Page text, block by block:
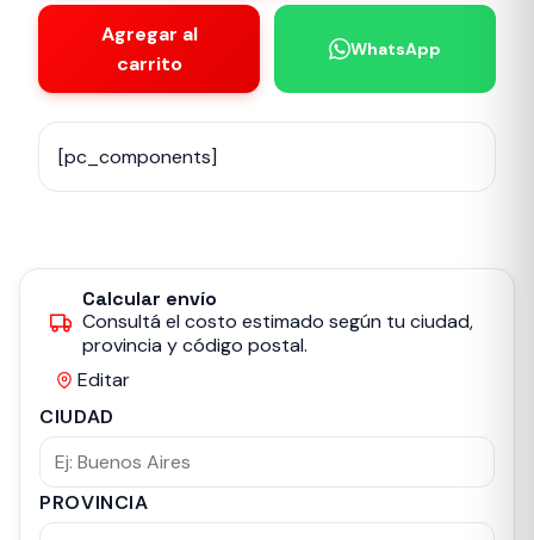
Agregar al
carrito
WhatsApp
[pc_components]
Calcular envío
Consultá el costo estimado según tu ciudad,
provincia y código postal.
Editar
CIUDAD
PROVINCIA